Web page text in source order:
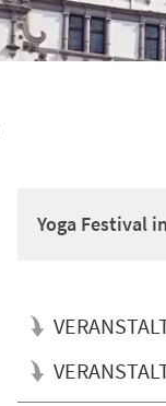
Yoga Festival